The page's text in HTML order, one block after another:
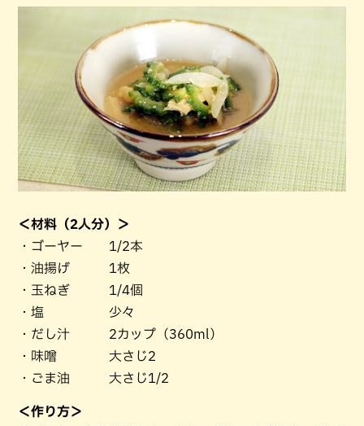
＜材料（2人分）＞
・ゴーヤー 1/2本
・油揚げ 1枚
・玉ねぎ 1/4個
・塩 少々
・だし汁 2カップ（360ml）
・味噌 大さじ2
・ごま油 大さじ1/2
＜作り方＞